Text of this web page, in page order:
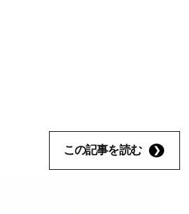
この記事を読む